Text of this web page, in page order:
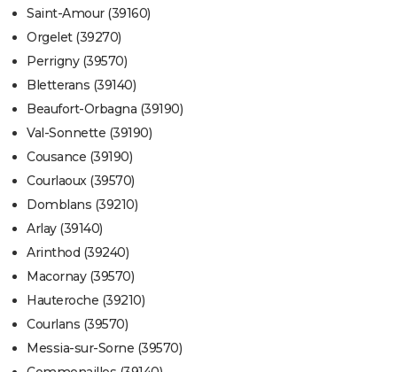
Saint-Amour (39160)
Orgelet (39270)
Perrigny (39570)
Bletterans (39140)
Beaufort-Orbagna (39190)
Val-Sonnette (39190)
Cousance (39190)
Courlaoux (39570)
Domblans (39210)
Arlay (39140)
Arinthod (39240)
Macornay (39570)
Hauteroche (39210)
Courlans (39570)
Messia-sur-Sorne (39570)